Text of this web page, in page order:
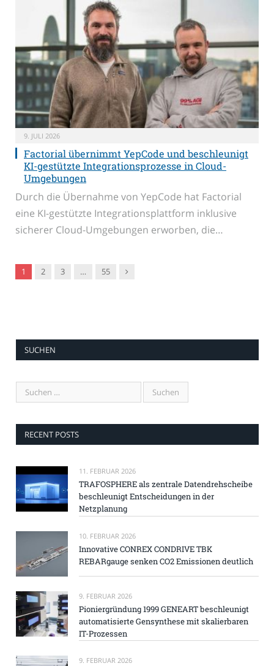
9. JULI 2026
Factorial übernimmt YepCode und beschleunigt
KI-gestützte Integrationsprozesse in Cloud-
Umgebungen
Durch die Übernahme von YepCode hat Factorial
eine KI-gestützte Integrationsplattform inklusive
sicherer Cloud-Umgebungen erworben, die…
1 2 3 … 55 Nachfolger
SUCHEN
RECENT POSTS
11. FEBRUAR 2026
TRAFOSPHERE als zentrale Datendrehscheibe
beschleunigt Entscheidungen in der
Netzplanung
10. FEBRUAR 2026
Innovative CONREX CONDRIVE TBK
REBARgauge senken CO2 Emissionen deutlich
9. FEBRUAR 2026
Pioniergründung 1999 GENEART beschleunigt
automatisierte Gensynthese mit skalierbaren
IT-Prozessen
9. FEBRUAR 2026